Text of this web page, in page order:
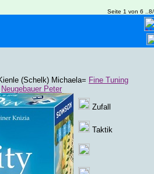
Seite 1 von 6
(Schelk) Michaela= Fine Tuning
Neugebauer Peter
Zufall
Taktik